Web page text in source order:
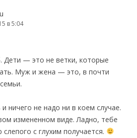
в 5:04
Дети — это не ветки, которые
Муж и жена — это, в почти
ничего не надо ни в коем случае.
измененном виде. Ладно, тебе
с глухим получается.